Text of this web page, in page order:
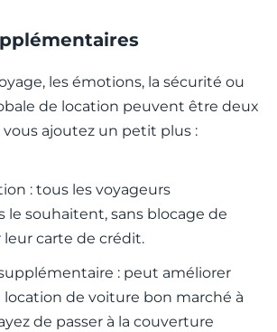
les émotions, la sécurité ou
de location peuvent être deux
vous ajoutez un petit plus :
: tous les voyageurs
le souhaitent, sans blocage de
carte de crédit.
: peut améliorer
de voiture bon marché à
de passer à la couverture